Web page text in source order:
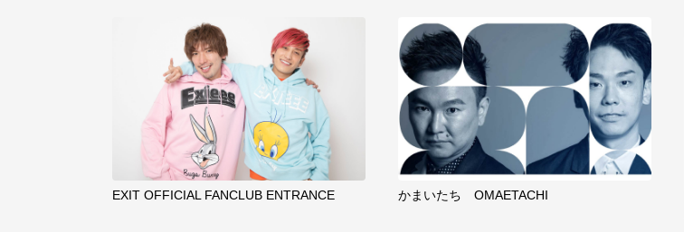
EXIT OFFICIAL FANCLUB ENTRANCE
かまいたち OMAETACHI